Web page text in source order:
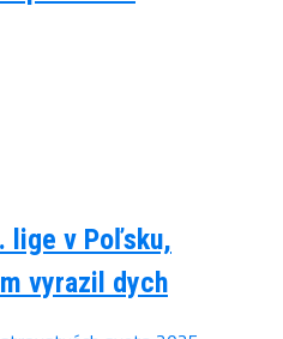
lige v Poľsku,
vyrazil dych